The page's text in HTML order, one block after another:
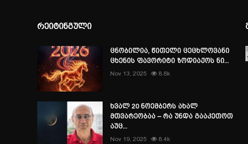
რეიტინგული
ცნობილია, წითელი ცეცხლოვანი
ცხენის ფავორიტი ზოდიაქოს ნი...
Nov 13, 2025 8.8k
ხვალ 20 ნოემბერს ახალ
მთვარეობაა – რა უნდა გააკეთოთ
აუც...
Nov 19, 2025 8.4k